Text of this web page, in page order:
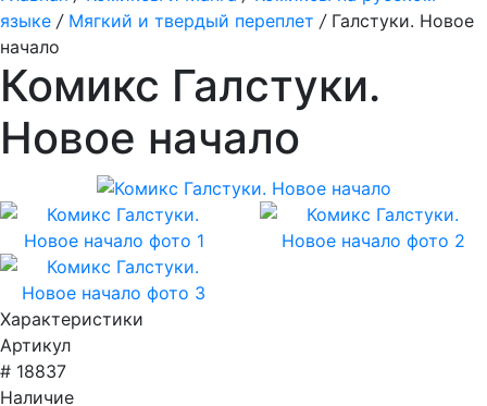
языке / Мягкий и твердый переплет / Галстуки. Новое
начало
Комикс Галстуки.
Новое начало
Характеристики
Артикул
# 18837
Наличие